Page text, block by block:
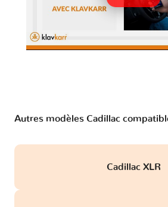
Autres modèles Cadillac
Cadillac XLR